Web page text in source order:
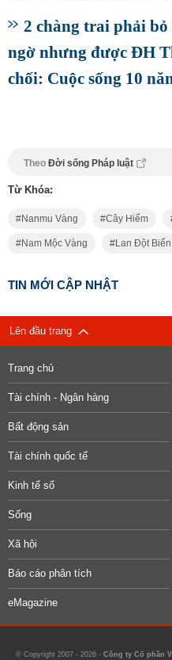
2 chàng trai phải
ngờ nhưng được ĐH
chối: Cuộc sống 10
Theo Đời sống Pháp luật
Từ Khóa:
Nanmu Vàng Cây Hiếm
Nam Mộc Vàng Lan Đột Biến
TIN MỚI CẬP NHẬT
Lên đầu trang
Trang chủ
Tài chính - Ngân hàng
Bất động sản
Tài chính quốc tế
Kinh tế số
Sống
Xã hội
Báo cáo phân tích
eMagazine
© Copyright 2007 - 2026 - Công ty Cổ phần